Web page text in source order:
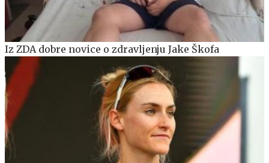
Iz ZDA dobre novice o zdravljenju Jake Škofa